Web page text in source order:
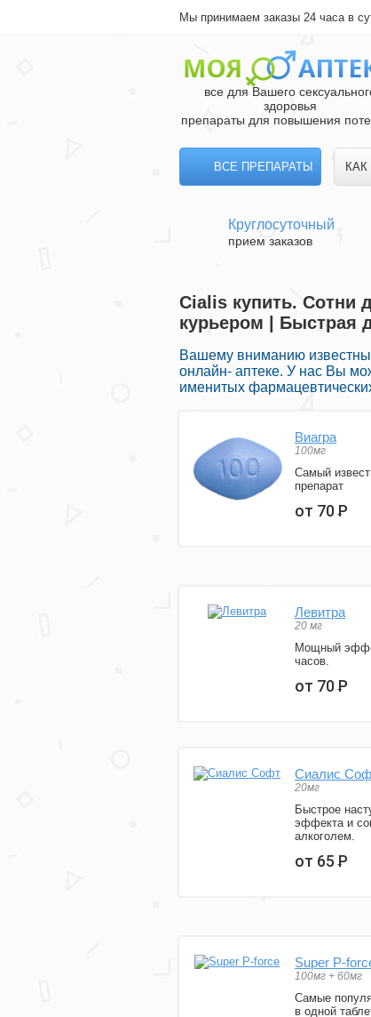
Мы принимаем заказы 24 часа в
все для Вашего
здоровья
препараты для повышения
ВСЕ ПРЕПАРАТЫ КАК
Круглосуточный
прием заказов
Cialis купить. Сотни
курьером | Быстрая
Вашему вниманию
онлайн- аптеке. У нас Вы
именитых
Виагра
100мг
Самый
препарат
от 70Р
Левитра
20 мг
Мощный
часов.
от 70Р
Сиалис
20мг
Быстрое
эффекта и
алкоголем.
от 65Р
Super P-
100мг + 60мг
Самые
в одной